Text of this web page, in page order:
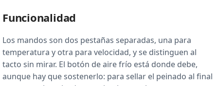
Funcionalidad
Los mandos son dos pestañas separadas, una para
temperatura y otra para velocidad, y se distinguen al
tacto sin mirar. El botón de aire frío está donde debe,
aunque hay que sostenerlo: para sellar el peinado al final